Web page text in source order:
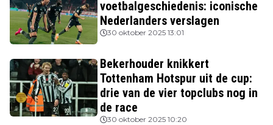
voetbalgeschiedenis: iconische
Nederlanders verslagen
30 oktober 2025 13:01
Bekerhouder knikkert
Tottenham Hotspur uit de cup:
drie van de vier topclubs nog in
de race
30 oktober 2025 10:20